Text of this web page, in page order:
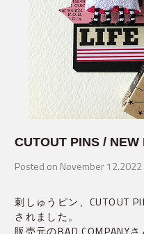
CUTOUT PINS /
Posted on November 12.2022
刺しゅうピン、CUTOUT
されました。
販売元のBAD COMPANY